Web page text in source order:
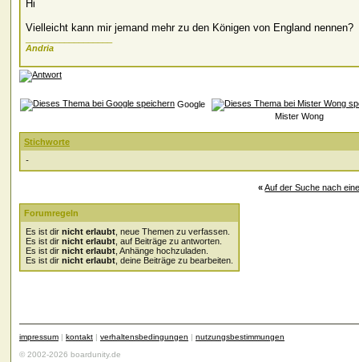
Hi
Vielleicht kann mir jemand mehr zu den Königen von England nennen?
Andria
Google
Mister Wong
Stichworte
-
« Auf der Suche nach
Forumregeln
Es ist dir nicht erlaubt , neue Themen zu verfassen.
Es ist dir nicht erlaubt , auf Beiträge zu antworten.
Es ist dir nicht erlaubt , Anhänge hochzuladen.
Es ist dir nicht erlaubt , deine Beiträge zu bearbeiten.
impressum | kontakt | verhaltensbedingungen | nutzungsbestimmungen
© 2002-2026 boardunity.de